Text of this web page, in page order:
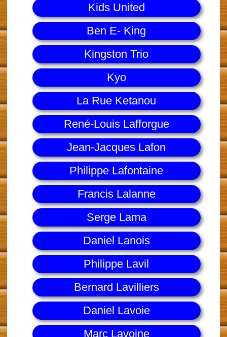
Kids United
Ben E- King
Kingston Trio
Kyo
La Rue Ketanou
René-Louis Lafforgue
Jean-Jacques Lafon
Philippe Lafontaine
Francis Lalanne
Serge Lama
Daniel Lanois
Philippe Lavil
Bernard Lavilliers
Daniel Lavoie
Marc Lavoine